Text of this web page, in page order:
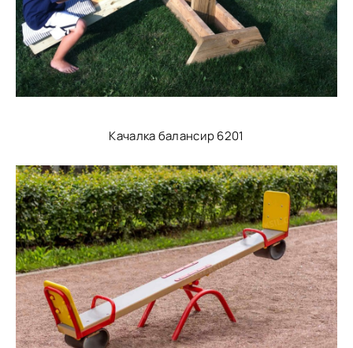
Качалка балансир 6201